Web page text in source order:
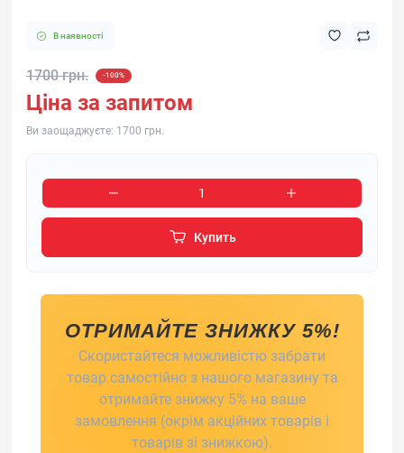
В наявності
1700 грн. -100%
Ціна за запитом
Ви заощаджуєте: 1700 грн.
Купить
ОТРИМАЙТЕ ЗНИЖКУ 5%!
Скористайтеся можливістю забрати
товар самостійно з нашого магазину та
отримайте знижку 5% на ваше
замовлення (окрім акційних товарів і
товарів зі знижкою).